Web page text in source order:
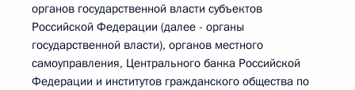
органов государственной власти субъектов
Российской Федерации (далее - органы
государственной власти), органов местного
самоуправления, Центрального банка Российской
Федерации и институтов гражданского общества по